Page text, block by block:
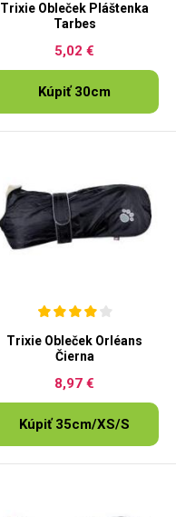
Trixie Obleček Pláštenka
Tarbes
5,02 €
Kúpiť 30cm
Trixie Obleček Orléans
Čierna
8,97 €
Kúpiť 35cm/XS/S